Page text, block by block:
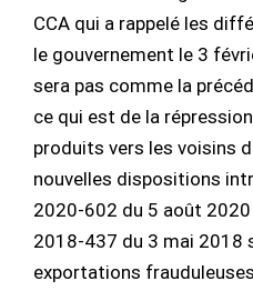
CCA qui a rappelé les
le gouvernement le 3
sera pas comme la
ce qui est de la
produits vers les voisins
nouvelles dispositions
2020-602 du 5 août
2018-437 du 3 mai 2018
exportations